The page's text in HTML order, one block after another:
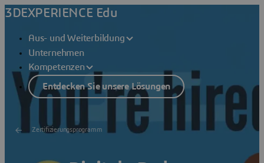
3DEXPERIENCE Edu
Aus- und Weiterbildung
Unternehmen
Kompetenzen
Entdecken Sie unsere Lösungen
Zertifizierungsprogramm